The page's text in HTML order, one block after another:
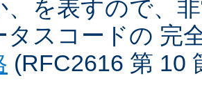
、を表すので、
タスコードの 完
(RFC2616 第 10